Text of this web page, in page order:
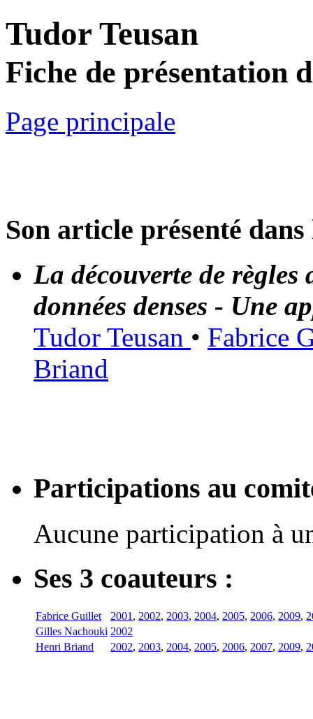
Tudor Teusan
Fiche de présentation
Page principale
Son article présenté
La découverte de règles
données denses - Une
Tudor Teusan • Fabrice
Briand
Participations au
Aucune participation à
Ses 3 coauteurs :
Fabrice Guillet 2001 , 2002, 2003, 2004, 2005, 2006, 2009,
Gilles Nachouki 2002
Henri Briand
2002, 2003, 2004, 2005, 2006, 2007, 2009,